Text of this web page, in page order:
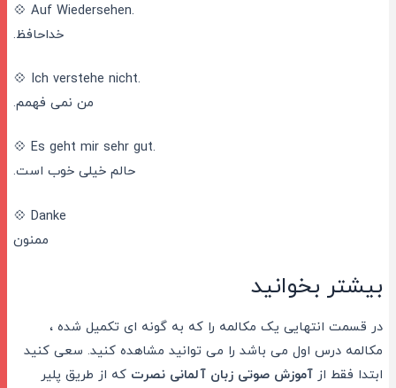
💠 Auf Wiedersehen.
خداحافظ.
💠 Ich verstehe nicht.
من نمی فهمم.
💠 Es geht mir sehr gut.
حالم خیلی خوب است.
💠 Danke
ممنون
بیشتر بخوانید
در قسمت انتهایی یک مکالمه را که به گونه ای تکمیل شده ،
مکالمه درس اول می باشد را می توانید مشاهده کنید. سعی کنید
ابتدا فقط از آموزش صوتی زبان آلمانی نصرتکه از طریق پلیر